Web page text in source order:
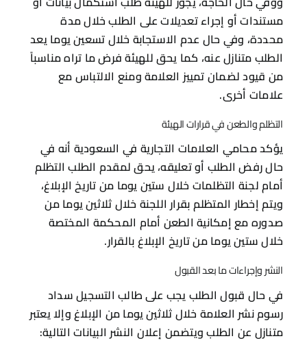
مستندات أو إجراء تعديلات على الطلب خلال مدة
محددة، وفي حال عدم الاستجابة خلال تسعين يوما يعد
الطلب متنازل عنه، كما يحق للهيئة فرض ما تراه مناسباً
من قيود لضمان تمييز العلامة ومنع الالتباس مع
علامات أخرى.
التظلم والطعن في قرارات الهيئة
يؤكد محامي العلامات التجارية في السعودية أنه في
حال رفض الطلب أو تعليقه، يحق لمقدم الطلب التظلم
أمام لجنة التظلمات خلال ستين يوما من تاريخ الإبلاغ،
ويتم إخطار المتظلم بقرار اللجنة خلال ثلاثين يوما من
صدوره مع إمكانية الطعن أمام المحكمة المختصة
خلال ستين يوما من تاريخ الإبلاغ بالقرار.
النشر وإجراءات ما بعد القبول
في حال قبول الطلب يجب على طالب التسجيل سداد
رسوم نشر العلامة خلال ثلاثين يوما من الإبلاغ وإلا يعتبر
متنازل عن الطلب ويتضمن إعلان النشر البيانات التالية: